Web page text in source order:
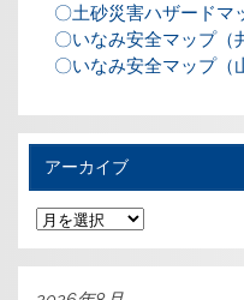
〇土砂災害ハザードマ
〇いなみ安全マップ（
〇いなみ安全マップ（
アーカイブ
ア
ー
カ
イ